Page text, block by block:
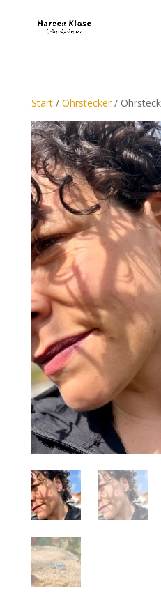
Start/ Ohrstecker/